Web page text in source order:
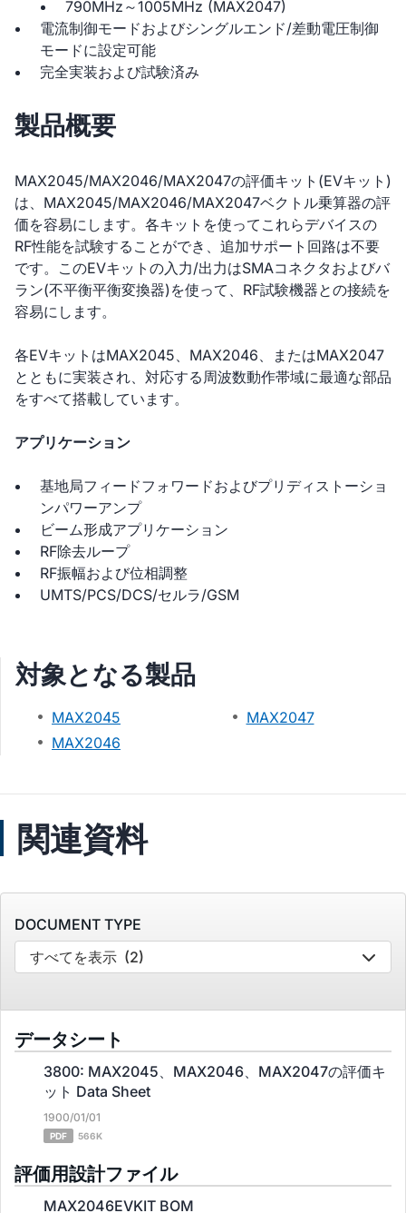
790MHz～1005MHz (MAX2047)
電流制御モードおよびシングルエンド/差動電圧制御
モードに設定可能
完全実装および試験済み
製品概要
MAX2045/MAX2046/MAX2047の評価キット(EVキット)
は、MAX2045/MAX2046/MAX2047ベクトル乗算器の評
価を容易にします。各キットを使ってこれらデバイスの
RF性能を試験することができ、追加サポート回路は不要
です。このEVキットの入力/出力はSMAコネクタおよびバ
ラン(不平衡平衡変換器)を使って、RF試験機器との接続を
容易にします。
各EVキットはMAX2045、MAX2046、またはMAX2047
とともに実装され、対応する周波数動作帯域に最適な部品
をすべて搭載しています。
アプリケーション
基地局フィードフォワードおよびプリディストーショ
ンパワーアンプ
ビーム形成アプリケーション
RF除去ループ
RF振幅および位相調整
UMTS/PCS/DCS/セルラ/GSM
対象となる製品
MAX2045
MAX2046
MAX2047
関連資料
DOCUMENT TYPE
すべてを表示 (2)
データシート
3800: MAX2045、MAX2046、MAX2047の評価キ
ット Data Sheet
1900/01/01
PDF 566K
評価用設計ファイル
MAX2046EVKIT BOM